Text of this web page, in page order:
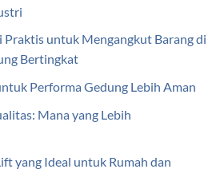
untuk Mengangkut Barang di
Bertingkat
Performa Gedung Lebih Aman
Mana yang Lebih
yang Ideal untuk Rumah dan